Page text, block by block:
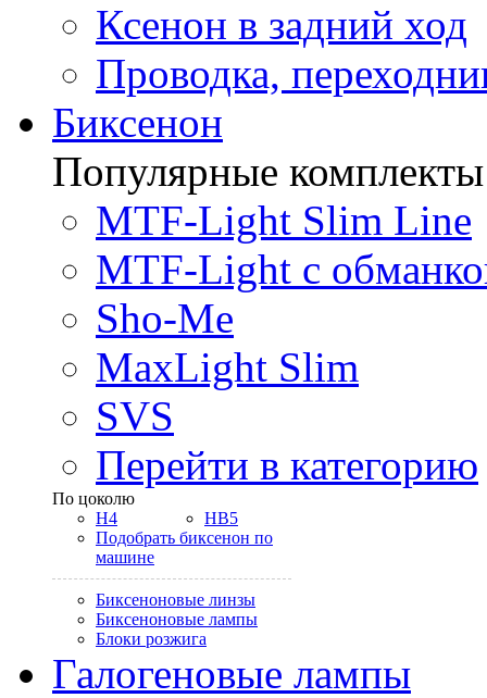
Ксенон в задний ход
Проводка,
Биксенон
Популярные комплекты
MTF-Light Slim Line
MTF-Light с
Sho-Me
MaxLight Slim
SVS
Перейти в категорию
По цоколю
H4
HB5
Подобрать биксенон по
машине
Биксеноновые линзы
Биксеноновые лампы
Блоки розжига
Галогеновые лампы